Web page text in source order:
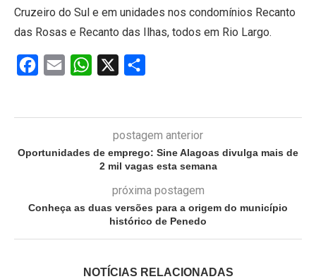
Cruzeiro do Sul e em unidades nos condomínios Recanto
das Rosas e Recanto das Ilhas, todos em Rio Largo.
Facebook
Email WhatsApp
postagem anterior
Oportunidades de emprego: Sine Alagoas divulga mais de
2 mil vagas esta semana
próxima postagem
Conheça as duas versões para a origem do município
histórico de Penedo
NOTÍCIAS RELACIONADAS